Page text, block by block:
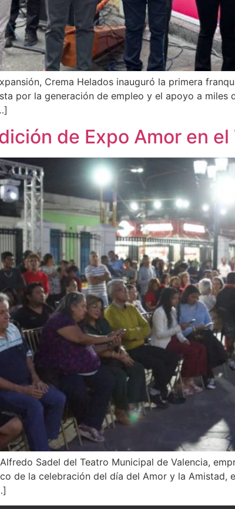
Crema Helados inauguró la primera
por la generación de empleo y el apoyo a
de Expo Amor en
Sadel del Teatro Municipal de Valencia,
de la celebración del día del Amor y la Amistad,